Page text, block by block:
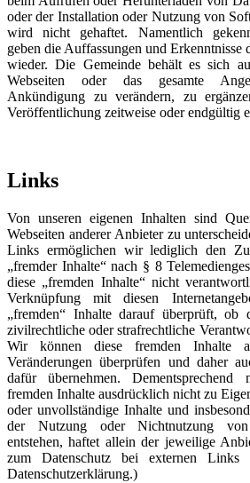
oder der Installation oder Nutzung von
wird nicht gehaftet. Namentlich
geben die Auffassungen und Erkenntnisse
wieder. Die Gemeinde behält es sich
Webseiten oder das gesamte
Ankündigung zu verändern, zu
Veröffentlichung zeitweise oder endgültig
Links
Von unseren eigenen Inhalten sind
Webseiten anderer Anbieter zu
Links ermöglichen wir lediglich den
„fremder Inhalte“ nach § 8
diese „fremden Inhalte“ nicht
Verknüpfung mit diesen
„fremden“ Inhalte darauf überprüft, ob
zivilrechtliche oder strafrechtliche
Wir können diese fremden Inhalte
Veränderungen überprüfen und daher
dafür übernehmen.
fremden Inhalte ausdrücklich nicht zu
oder unvollständige Inhalte und
der Nutzung oder Nichtnutzung
entstehen, haftet allein der jeweilige
zum Datenschutz bei externen
Datenschutzerklärung.)